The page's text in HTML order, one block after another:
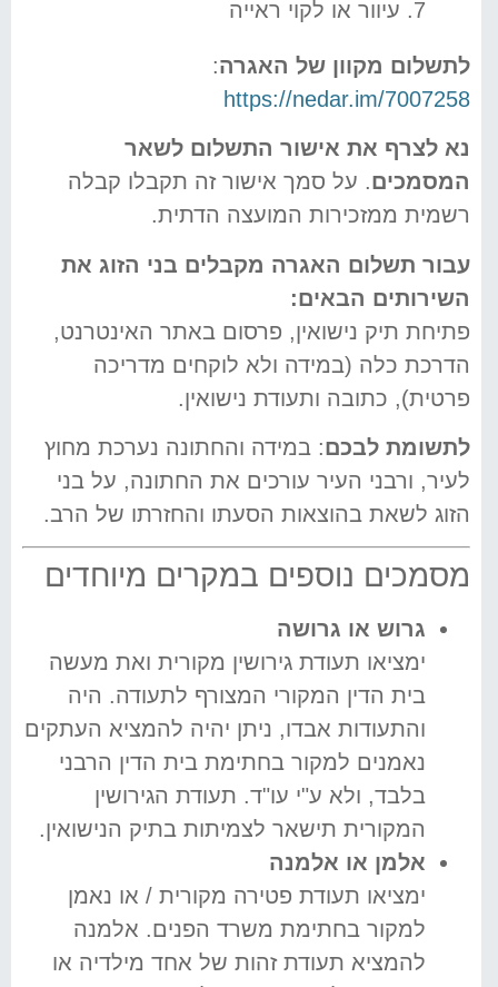
7. עיוור או לקוי ראייה
לתשלום מקוון של האגרה:
https://nedar.im/7007258
נא לצרף את אישור התשלום לשאר
המסמכים. על סמך אישור זה תקבלו קבלה
רשמית ממזכירות המועצה הדתית.
עבור תשלום האגרה מקבלים בני הזוג את
השירותים הבאים:
פתיחת תיק נישואין, פרסום באתר האינטרנט,
הדרכת כלה (במידה ולא לוקחים מדריכה
פרטית), כתובה ותעודת נישואין.
לתשומת לבכם: במידה והחתונה נערכת מחוץ
לעיר, ורבני העיר עורכים את החתונה, על בני
הזוג לשאת בהוצאות הסעתו והחזרתו של הרב.
מסמכים נוספים במקרים מיוחדים
גרוש או גרושה
ימציאו תעודת גירושין מקורית ואת מעשה
בית הדין המקורי המצורף לתעודה. היה
והתעודות אבדו, ניתן יהיה להמציא העתקים
נאמנים למקור בחתימת בית הדין הרבני
בלבד, ולא ע"י עו"ד. תעודת הגירושין
המקורית תישאר לצמיתות בתיק הנישואין.
אלמן או אלמנה
ימציאו תעודת פטירה מקורית / או נאמן
למקור בחתימת משרד הפנים. אלמנה
להמציא תעודת זהות של אחד מילדיה או